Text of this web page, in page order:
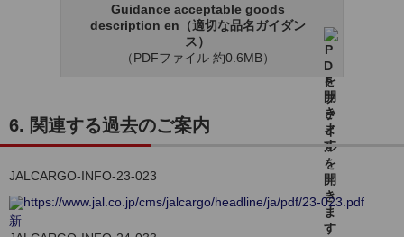
Guidance acceptable goods
description en（適切な品名ガイダン
ス）
（PDFファイル 約0.6MB）
6. 関連する過去のご案内
JALCARGO-INFO-23-023
https://www.jal.co.jp/cms/jalcargo/headline/ja/pdf/23-023.pdf